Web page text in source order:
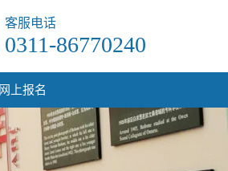
客服电话
0311-86770240
网上报名